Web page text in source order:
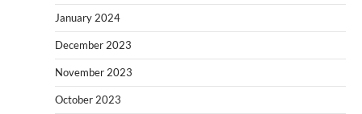
January 2024
December 2023
November 2023
October 2023